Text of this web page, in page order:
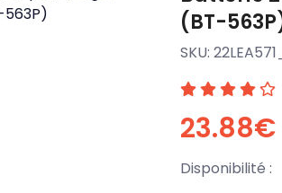
(BT-
SKU:
23.88€
Disponibilité :